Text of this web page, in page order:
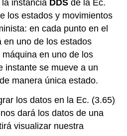
instancia DDS de la Ec.
los estados y movimientos
en cada punto en el
en uno de los estados
en uno de los
instante se mueve a un
manera única estado.
los datos en la Ec. (3.65)
dará los datos de una
visualizar nuestra